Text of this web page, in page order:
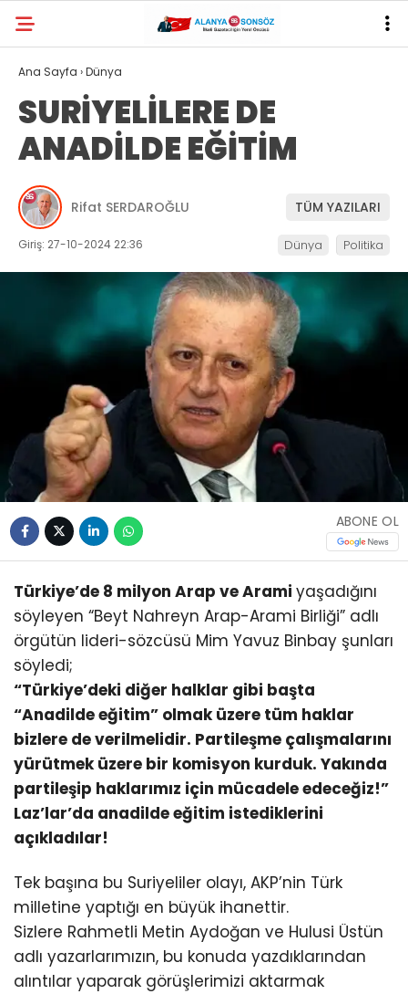
Ana Sayfa ›Dünya
SURİYELİLERE DE
ANADİLDE EĞİTİM
Rifat SERDAROĞLU TÜM YAZILARI
Giriş: 27-10-2024 22:36 Dünya Politika
ABONE OL
Türkiye’de 8 milyon Arap ve Arami yaşadığını
söyleyen “Beyt Nahreyn Arap-Arami Birliği” adlı
örgütün lideri-sözcüsü Mim Yavuz Binbay şunları
söyledi;
“Türkiye’deki diğer halklar gibi başta
“Anadilde eğitim” olmak üzere tüm haklar
bizlere de verilmelidir. Partileşme çalışmalarını
yürütmek üzere bir komisyon kurduk. Yakında
partileşip haklarımız için mücadele edeceğiz!”
Laz’lar’da anadilde eğitim istediklerini
açıkladılar!
Tek başına bu Suriyeliler olayı, AKP’nin Türk
milletine yaptığı en büyük ihanettir.
Sizlere Rahmetli Metin Aydoğan ve Hulusi Üstün
adlı yazarlarımızın, bu konuda yazdıklarından
alıntılar yaparak görüşlerimizi aktarmak